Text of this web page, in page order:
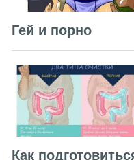
Гей и порно
Как